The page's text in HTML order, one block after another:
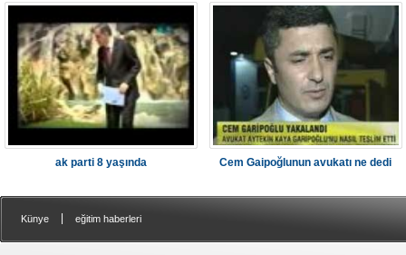
ak parti 8 yaşında Cem Gaipoğlunun avukatı ne dedi
Künye eğitim haberleri